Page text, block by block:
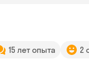
15 лет опыта 2